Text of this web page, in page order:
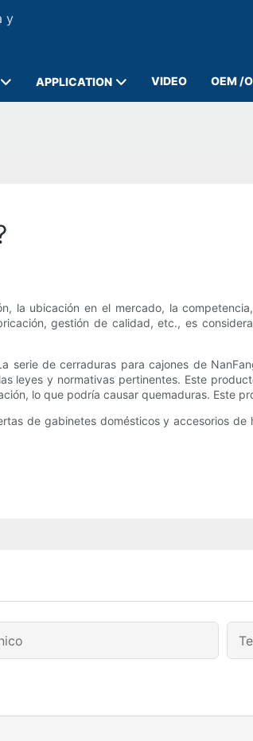
y
APPLICATION VIDEO OEM /
la ubicación en el mercado, la
gestión de calidad, etc., es
serie de cerraduras para cajones de
leyes y normativas pertinentes. Este
lo que podría causar quemaduras. Este
de gabinetes domésticos y accesorios